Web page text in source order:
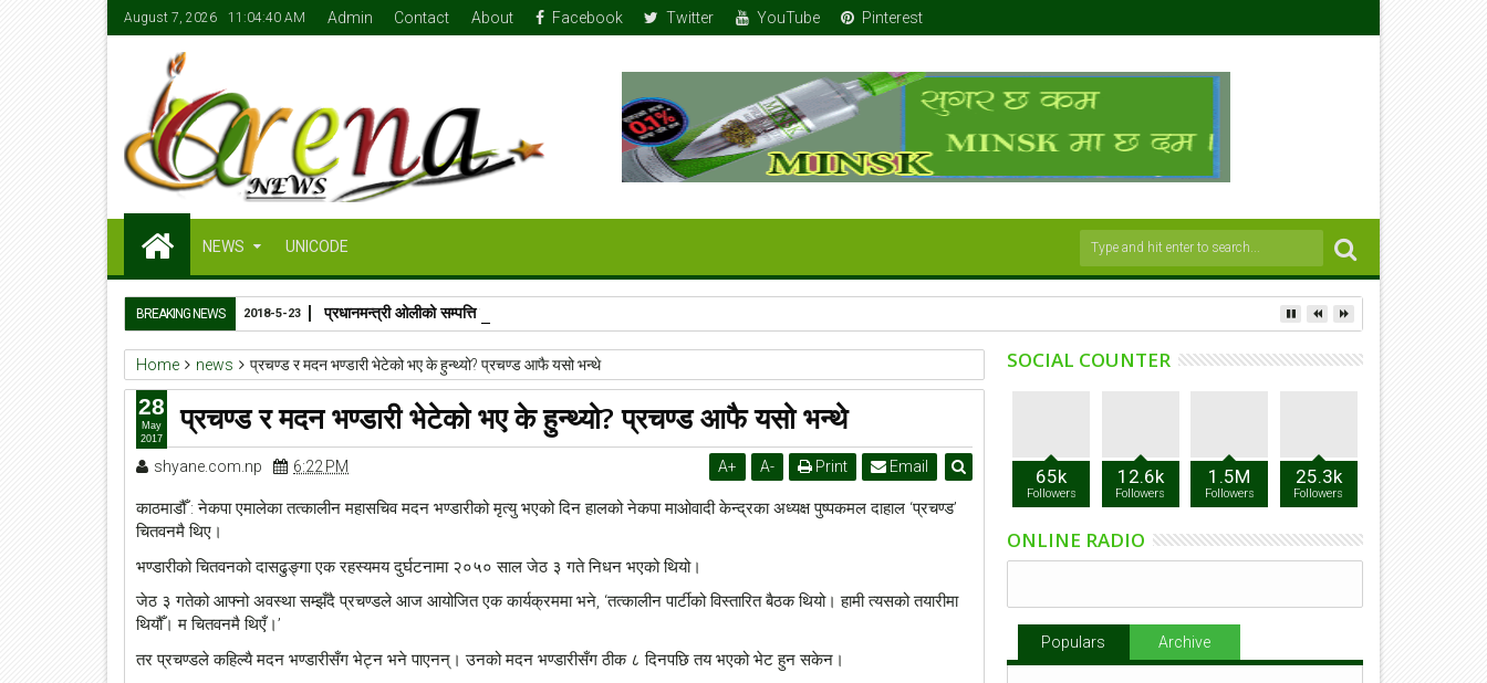
August 7, 2026 11:04:41 AM Admin Contact About Facebook Twitter YouTube Pinterest
NEWS UNICODE
BREAKING NEWS प्रधानमन्त्री ओलीको सम्पत्ति तलबभत्ताको ४२ लाख मात्र: सुन १७-१८ तोला
2018-5-23
Home news प्रचण्ड र मदन भण्डारी भेटेको भए के हुन्थ्यो? प्रचण्ड आफै यसो भन्थे
प्रचण्ड र मदन भण्डारी भेटेको भए के हुन्थ्यो? प्रचण्ड आफै यसो भन्थे
shyane.com.np 6:22 PM A+ A- Print Email
काठमाडौँ : नेकपा एमालेका तत्कालीन महासचिव मदन भण्डारीको मृत्यु भएको दिन हालको नेकपा माओवादी केन्द्रका अध्यक्ष पुष्पकमल दाहाल ‘प्रचण्ड’
चितवनमै थिए।
भण्डारीको चितवनको दासढुङ्गा एक रहस्यमय दुर्घटनामा २०५० साल जेठ ३ गते निधन भएको थियो।
जेठ ३ गतेको आफ्नो अवस्था सम्झँदै प्रचण्डले आज आयोजित एक कार्यक्रममा भने, ‘तत्कालीन पार्टीको विस्तारित बैठक थियो। हामी त्यसको तयारीमा
थियौँ। म चितवनमै थिएँ।’
तर प्रचण्डले कहिल्यै मदन भण्डारीसँग भेट्न भने पाएनन्। उनको मदन भण्डारीसँग ठीक ८ दिनपछि तय भएको भेट हुन सकेन।
28
May
2017
SOCIAL COUNTER
65k
Followers
12.6k
Followers
1.5M
Followers
25.3k
Followers
ONLINE RADIO
Populars Archive